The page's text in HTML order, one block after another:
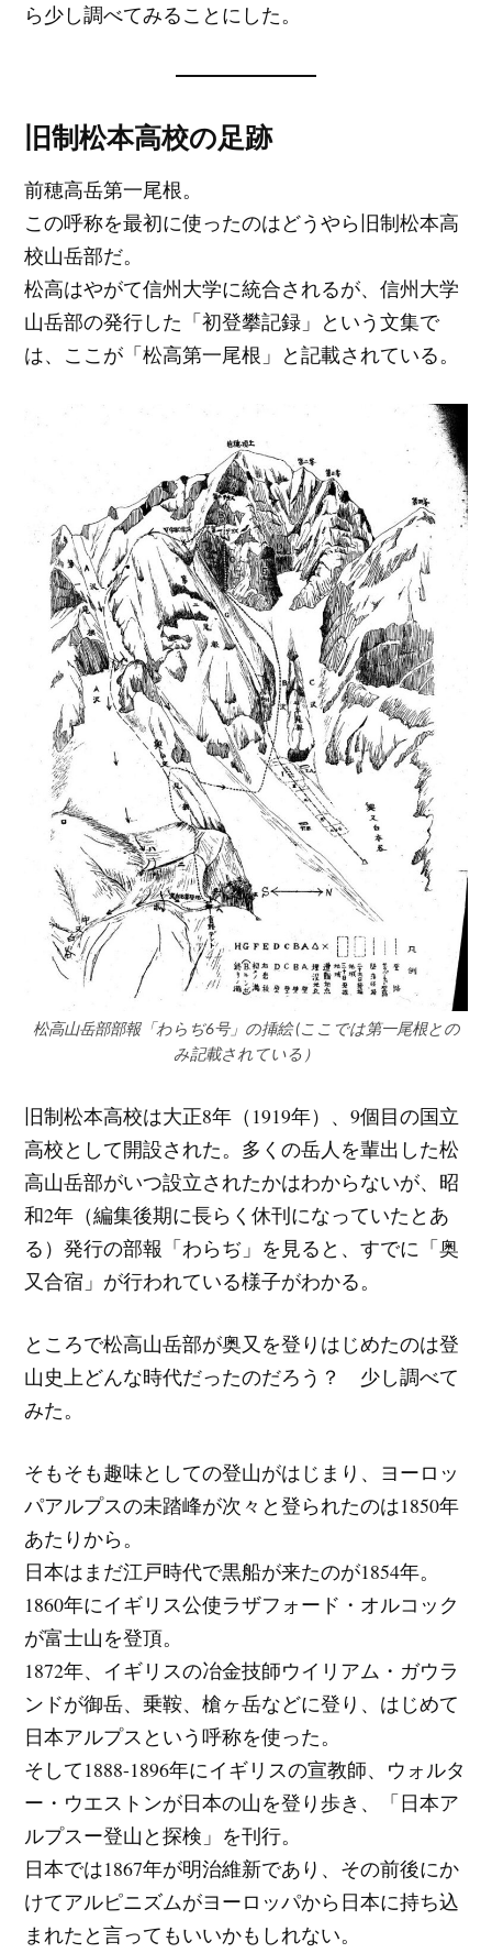
ら少し調べてみることにした。
旧制松本高校の足跡
前穂高岳第一尾根。
この呼称を最初に使ったのはどうやら旧制松本高
校山岳部だ。
松高はやがて信州大学に統合されるが、信州大学
山岳部の発行した「初登攀記録」という文集で
は、ここが「松高第一尾根」と記載されている。
松高山岳部部報「わらぢ6号」の挿絵 (ここでは第一尾根との
み記載されている）
旧制松本高校は大正8年（1919年）、9個目の国立
高校として開設された。多くの岳人を輩出した松
高山岳部がいつ設立されたかはわからないが、昭
和2年（編集後期に長らく休刊になっていたとあ
る）発行の部報「わらぢ」を見ると、すでに「奥
又合宿」が行われている様子がわかる。
ところで松高山岳部が奥又を登りはじめたのは登
山史上どんな時代だったのだろう？ 少し調べて
みた。
そもそも趣味としての登山がはじまり、ヨーロッ
パアルプスの未踏峰が次々と登られたのは1850年
あたりから。
日本はまだ江戸時代で黒船が来たのが1854年。
1860年にイギリス公使ラザフォード・オルコック
が富士山を登頂。
1872年、イギリスの冶金技師ウイリアム・ガウラ
ンドが御岳、乗鞍、槍ヶ岳などに登り、はじめて
日本アルプスという呼称を使った。
そして1888-1896年にイギリスの宣教師、ウォルタ
ー・ウエストンが日本の山を登り歩き、「日本ア
ルプスー登山と探検」を刊行。
日本では1867年が明治維新であり、その前後にか
けてアルピニズムがヨーロッパから日本に持ち込
まれたと言ってもいいかもしれない。